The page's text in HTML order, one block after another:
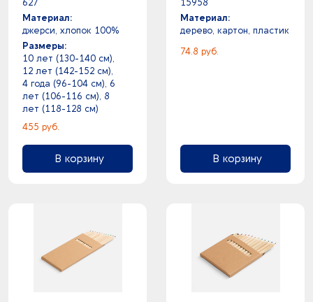
627
Материал:
джерси, хлопок 100%
Размеры:
10 лет (130-140 см),
12 лет (142-152 см),
4 года (96-104 см), 6
лет (106-116 см), 8
лет (118-128 см)
455 руб.
В корзину
15958
Материал:
дерево, картон, пластик
74.8 руб.
В корзину